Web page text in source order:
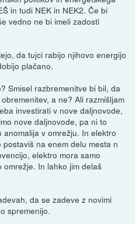
in tudi NEK in NEK2. Če bi
vedno ne bi imeli zadosti
da tujci rabijo njihovo energijo
plačano.
Smisel razbremenitve bi bil, da
a ne? Ali razmišljam
investirati v nove daljnovode,
nove daljnovode, pa ni to
v omrežju. In elektro
na enem delu mesta n
elektro mora samo
In lahko jim delaš
da se zadeve z novimi
spremenijo.